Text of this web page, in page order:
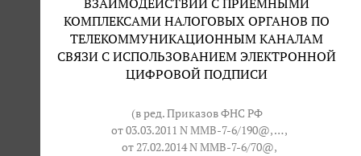
ВЗАИМОДЕЙСТВИИ С ПРИЕМНЫМИ
КОМПЛЕКСАМИ НАЛОГОВЫХ ОРГАНОВ ПО
ТЕЛЕКОММУНИКАЦИОННЫМ КАНАЛАМ
СВЯЗИ С ИСПОЛЬЗОВАНИЕМ ЭЛЕКТРОННОЙ
ЦИФРОВОЙ ПОДПИСИ
(в ред. Приказов ФНС РФ
от 03.03.2011 N ММВ-7-6/190@, … ,
от 27.02.2014 N ММВ-7-6/70@,